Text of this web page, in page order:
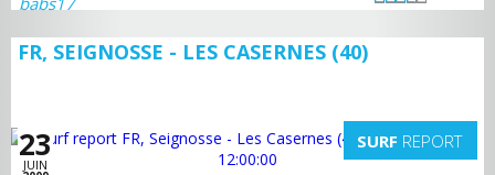
FR, SEIGNOSSE - LES CASERNES (40)
23
JUIN
SURF REPORT